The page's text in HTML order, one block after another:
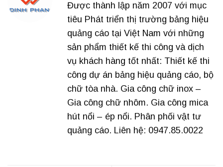
Được thành lập năm 2007 với mục
tiêu Phát triển thị trường bảng hiệu
quảng cáo tại Việt Nam với những
sản phẩm thiết kế thi công và dịch
vụ khách hàng tốt nhất: Thiết kế thi
công dự án bảng hiệu quảng cáo, bộ
chữ tòa nhà. Gia công chữ inox –
Gia công chữ nhôm. Gia công mica
hút nổi – ép nổi. Phân phối vật tư
quảng cáo. Liên hệ: 0947.85.0022